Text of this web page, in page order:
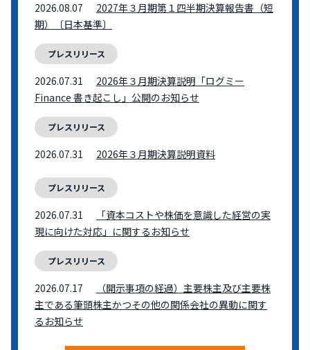
2026.08.07
2027年３月期第１四半期決算報告書（短
期）〔日本基準〕
プレスリリース
2026.07.31
2026年３月期決算説明「ログミー
Finance 書き起こし」公開のお知らせ
プレスリリース
2026.07.31 2026年３月期決算説明資料
プレスリリース
2026.07.31
「資本コストや株価を意識した経営の実
現に向けた対応」に関するお知らせ
プレスリリース
2026.07.17
（開示事項の経過）主要株主及び主要株
主である筆頭株主かつその他の関係会社の異動に関す
るお知らせ